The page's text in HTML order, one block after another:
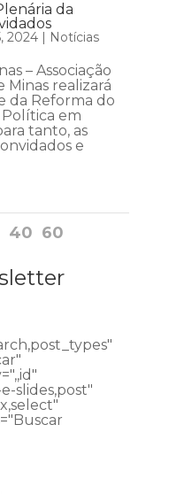
da
2024| Notícias
– Associação
Minas realizará
da Reforma do
Política em
tanto, as
e
40 60
slides,post"